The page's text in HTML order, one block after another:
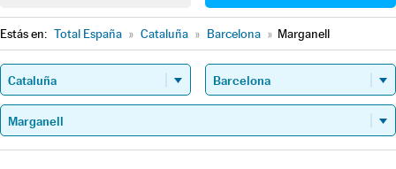
Estás en: Total España » Cataluña » Barcelona » Marganell